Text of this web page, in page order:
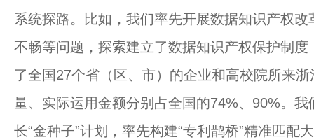
系统探路。比如，我们率先开展数据知识产权
不畅等问题，探索建立了数据知识产权保护制
了全国27个省（区、市）的企业和高校院所来
量、实际运用金额分别占全国的74%、90%。
长“金种子”计划，率先构建“专利鹊桥”精准匹配